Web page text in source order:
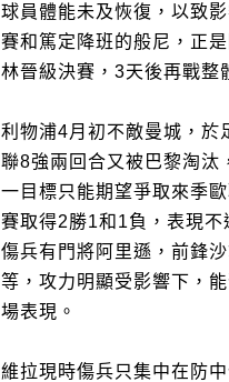
球員體能未及恢復，以致
賽和篤定降班的般尼，正
林晉級決賽，3天後再戰整
利物浦4月初不敵曼城，於
聯8強兩回合又被巴黎淘汰
一目標只能期望爭取來季
賽取得2勝1和1負，表現
傷兵有門將阿里遜，前鋒
等，攻力明顯受影響下，
場表現。
維拉現時傷兵只集中在防